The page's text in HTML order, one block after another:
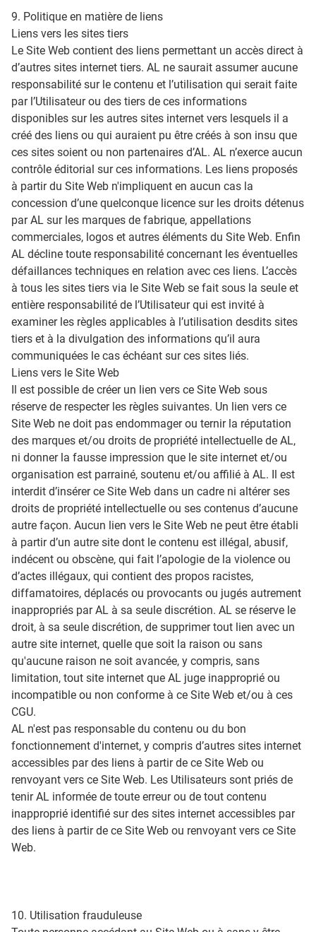
9. Politique en matière de liens
Liens vers les sites tiers
Le Site Web contient des liens permettant un accès direct à
d’autres sites internet tiers. AL ne saurait assumer aucune
responsabilité sur le contenu et l’utilisation qui serait faite
par l’Utilisateur ou des tiers de ces informations
disponibles sur les autres sites internet vers lesquels il a
créé des liens ou qui auraient pu être créés à son insu que
ces sites soient ou non partenaires d’AL. AL n’exerce aucun
contrôle éditorial sur ces informations. Les liens proposés
à partir du Site Web n'impliquent en aucun cas la
concession d’une quelconque licence sur les droits détenus
par AL sur les marques de fabrique, appellations
commerciales, logos et autres éléments du Site Web. Enfin
AL décline toute responsabilité concernant les éventuelles
défaillances techniques en relation avec ces liens. L’accès
à tous les sites tiers via le Site Web se fait sous la seule et
entière responsabilité de l’Utilisateur qui est invité à
examiner les règles applicables à l’utilisation desdits sites
tiers et à la divulgation des informations qu’il aura
communiquées le cas échéant sur ces sites liés.
Liens vers le Site Web
Il est possible de créer un lien vers ce Site Web sous
réserve de respecter les règles suivantes. Un lien vers ce
Site Web ne doit pas endommager ou ternir la réputation
des marques et/ou droits de propriété intellectuelle de AL,
ni donner la fausse impression que le site internet et/ou
organisation est parrainé, soutenu et/ou affilié à AL. Il est
interdit d’insérer ce Site Web dans un cadre ni altérer ses
droits de propriété intellectuelle ou ses contenus d’aucune
autre façon. Aucun lien vers le Site Web ne peut être établi
à partir d’un autre site dont le contenu est illégal, abusif,
indécent ou obscène, qui fait l’apologie de la violence ou
d’actes illégaux, qui contient des propos racistes,
diffamatoires, déplacés ou provocants ou jugés autrement
inappropriés par AL à sa seule discrétion. AL se réserve le
droit, à sa seule discrétion, de supprimer tout lien avec un
autre site internet, quelle que soit la raison ou sans
qu'aucune raison ne soit avancée, y compris, sans
limitation, tout site internet que AL juge inapproprié ou
incompatible ou non conforme à ce Site Web et/ou à ces
CGU.
AL n'est pas responsable du contenu ou du bon
fonctionnement d'internet, y compris d’autres sites internet
accessibles par des liens à partir de ce Site Web ou
renvoyant vers ce Site Web. Les Utilisateurs sont priés de
tenir AL informée de toute erreur ou de tout contenu
inapproprié identifié sur des sites internet accessibles par
des liens à partir de ce Site Web ou renvoyant vers ce Site
Web.
10. Utilisation frauduleuse